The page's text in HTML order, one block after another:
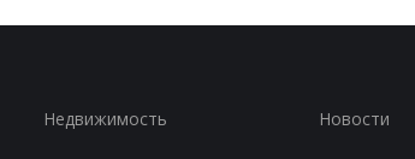
Недвижимость Новости